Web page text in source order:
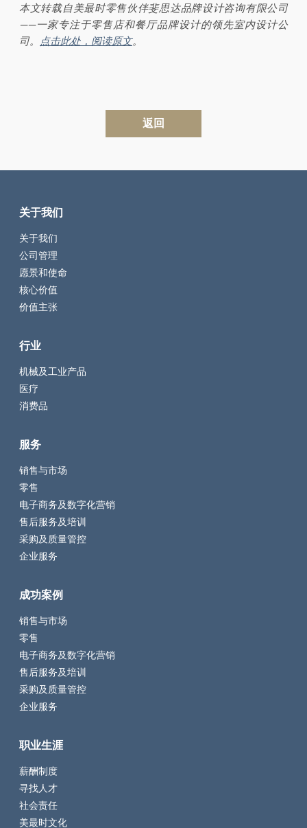
本文转载自美最时零售伙伴斐思达品牌设计咨询有限公司
——一家专注于零售店和餐厅品牌设计的领先室内设计公
司。 点击此处，阅读原文。
返回
关于我们
关于我们
公司管理
愿景和使命
核心价值
价值主张
行业
机械及工业产品
医疗
消费品
服务
销售与市场
零售
电子商务及数字化营销
售后服务及培训
采购及质量管控
企业服务
成功案例
销售与市场
零售
电子商务及数字化营销
售后服务及培训
采购及质量管控
企业服务
职业生涯
薪酬制度
寻找人才
社会责任
美最时文化